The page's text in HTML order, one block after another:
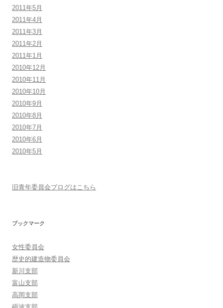
2011年5月
2011年4月
2011年3月
2011年2月
2011年1月
2010年12月
2010年11月
2010年10月
2010年9月
2010年8月
2010年7月
2010年6月
2010年5月
旧青年委員会ブログはこちら
ブックマーク
女性委員会
歴史的建造物委員会
新川支部
富山支部
高岡支部